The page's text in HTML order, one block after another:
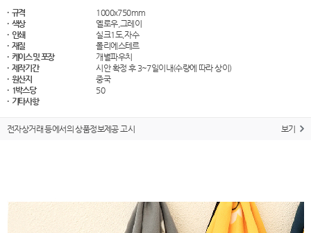
· 규격
1000x750mm
· 색상
옐로우,그레이
· 인쇄
실크1도,자수
· 재질
폴리에스테르
· 케이스 및 포장
개별파우치
· 제작기간
시안 확정 후 3~7일이내(수량에 따라 상이)
· 원산지
중국
· 1박스당
50
· 기타사항
전자상거래 등에서의 상품정보제공 고시 보기